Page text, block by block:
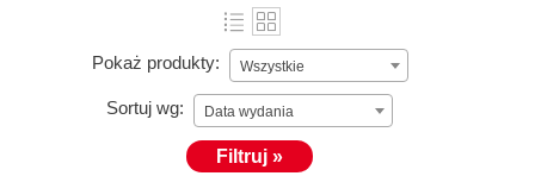
Pokaż produkty: Wszystkie
Sortuj wg: Data wydania
Filtruj »